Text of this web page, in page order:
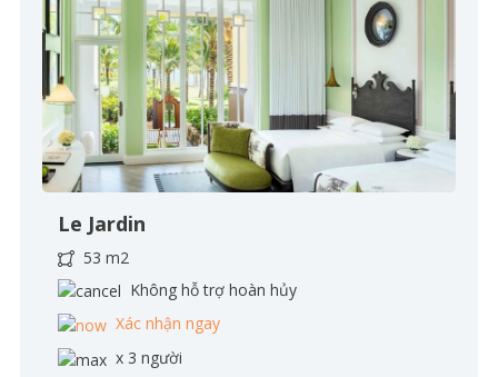
Le Jardin
53 m2
Không hỗ trợ hoàn hủy
Xác nhận ngay
x 3 người